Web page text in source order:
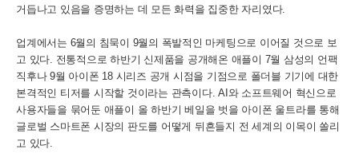
거듭나고 있음을 증명하는 데 모든 화력을 집중한 자리였다.
업계에서는 6월의 침묵이 9월의 폭발적인 마케팅으로 이어질 것으로 보
고 있다. 전통적으로 하반기 신제품을 공개해온 애플이 7월 삼성의 언팩
직후나 9월 아이폰 18 시리즈 공개 시점을 기점으로 폴더블 기기에 대한
본격적인 티저를 시작할 것이라는 관측이다. AI와 소프트웨어 혁신으로
사용자들을 묶어둔 애플이 올 하반기 베일을 벗을 아이폰 울트라를 통해
글로벌 스마트폰 시장의 판도를 어떻게 뒤흔들지 전 세계의 이목이 쏠리
고 있다.